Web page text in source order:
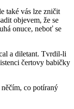
také vás lze zničit
objevem, že se
onuce, neboť se
a diletant. Tvrdil-li
čertovy babičky
co potíraný